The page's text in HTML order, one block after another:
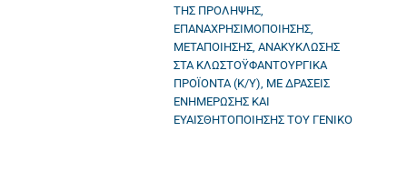
ΤΗΣ ΠΡΟΛΗΨΗΣ,
ΕΠΑΝΑΧΡΗΣΙΜΟΠΟΙΗΣΗΣ,
ΜΕΤΑΠΟΙΗΣΗΣ, ΑΝΑΚΥΚΛΩΣΗΣ
ΣΤΑ ΚΛΩΣΤΟΫΦΑΝΤΟΥΡΓΙΚΑ
ΠΡΟΪΟΝΤΑ (Κ/Υ), ΜΕ ΔΡΑΣΕΙΣ
ΕΝΗΜΕΡΩΣΗΣ ΚΑΙ
ΕΥΑΙΣΘΗΤΟΠΟΙΗΣΗΣ ΤΟΥ ΓΕΝΙΚΟ